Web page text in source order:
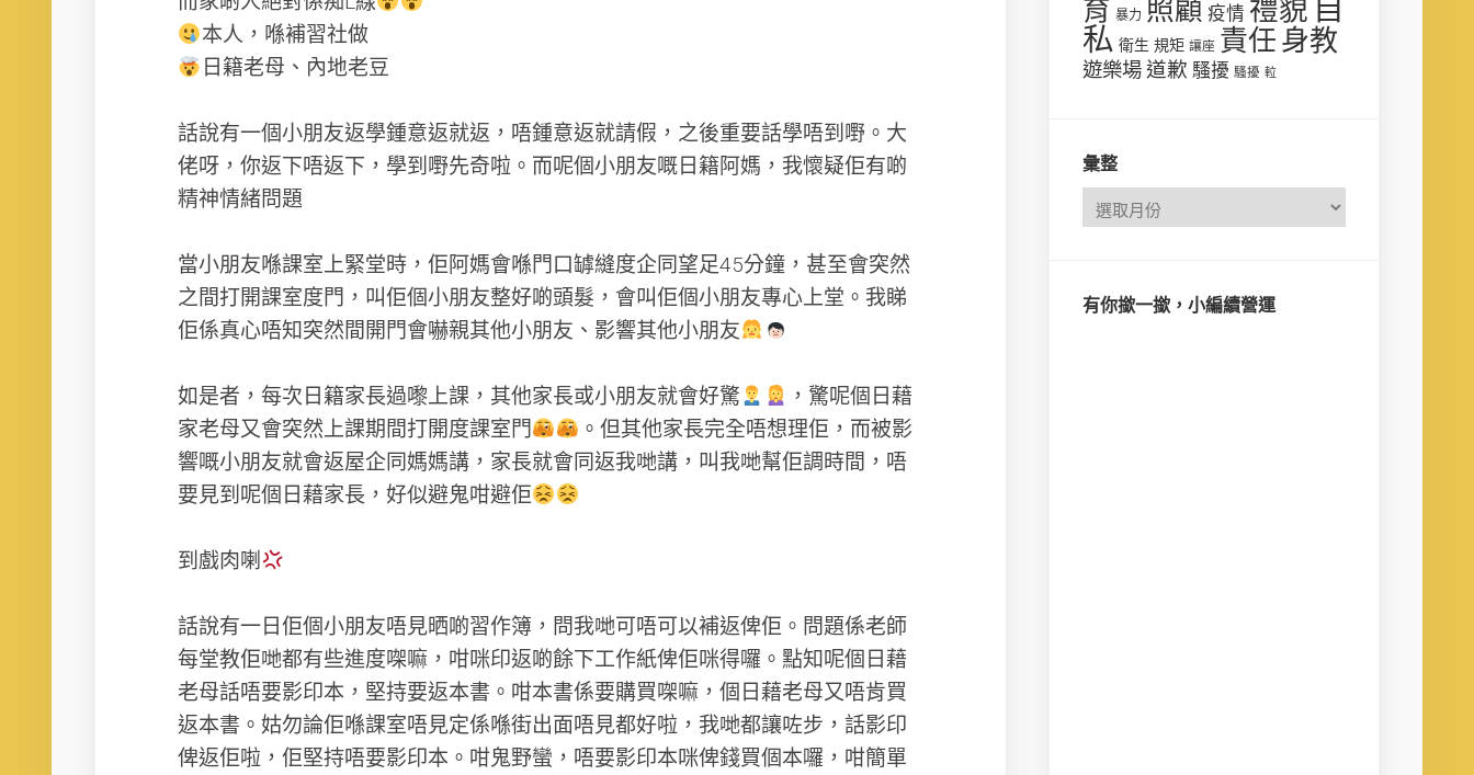
本人，喺補習社做
日籍老母、內地老豆
話說有一個小朋友返學鍾意返就返，唔鍾意返就請假，之後重要話學唔到嘢。大
佬呀，你返下唔返下，學到嘢先奇啦。而呢個小朋友嘅日籍阿媽，我懷疑佢有啲
精神情緒問題
當小朋友喺課室上緊堂時，佢阿媽會喺門口罅縫度企同望足45分鐘，甚至會突然
之間打開課室度門，叫佢個小朋友整好啲頭髮，會叫佢個小朋友專心上堂。我睇
佢係真心唔知突然間開門會嚇親其他小朋友、影響其他小朋友
如是者，每次日籍家長過嚟上課，其他家長或小朋友就會好驚
，驚呢個日藉
家老母又會突然上課期間打開度課室門
。但其他家長完全唔想理佢，而被影
響嘅小朋友就會返屋企同媽媽講，家長就會同返我哋講，叫我哋幫佢調時間，唔
要見到呢個日藉家長，好似避鬼咁避佢
到戲肉喇
話說有一日佢個小朋友唔見晒啲習作簿，問我哋可唔可以補返俾佢。問題係老師
每堂教佢哋都有些進度㗎嘛，咁咪印返啲餘下工作紙俾佢咪得囉。點知呢個日藉
老母話唔要影印本，堅持要返本書。咁本書係要購買㗎嘛，個日藉老母又唔肯買
返本書。姑勿論佢喺課室唔見定係喺街出面唔見都好啦，我哋都讓咗步，話影印
俾返佢啦，佢堅持唔要影印本。咁鬼野蠻，唔要影印本咪俾錢買個本囉，咁簡單
育 暴力 照顧 疫情 禮貌 自
私 衛生 規矩 讓座 責任 身教
遊樂場道歉 騷擾 騷擾 𨋢
彙整
有你撳一撳，小編續營運